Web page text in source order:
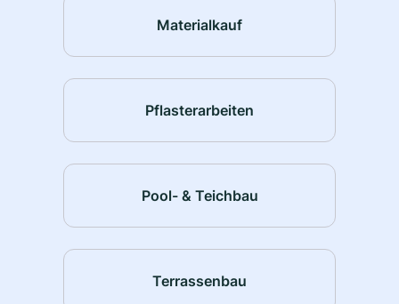
Materialkauf
Pflasterarbeiten
Pool- & Teichbau
Terrassenbau